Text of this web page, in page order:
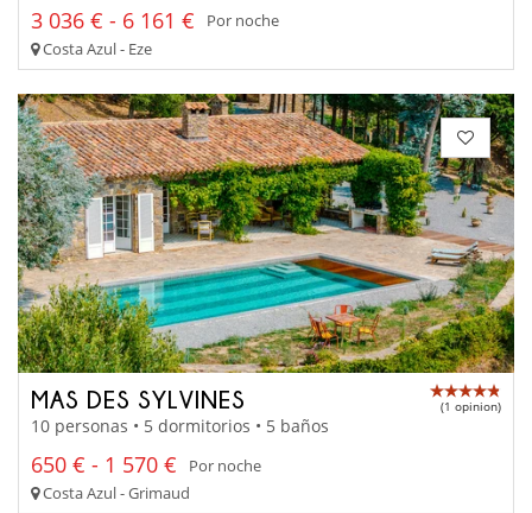
3 036 € - 6 161 €
Por noche
Costa Azul - Eze
MAS DES SYLVINES (1 opinion)
10 personas • 5 dormitorios • 5 baños
650 € - 1 570 €
Por noche
Costa Azul - Grimaud